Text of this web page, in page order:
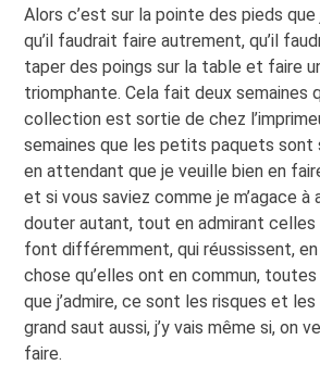
Alors c’est sur la pointe des pieds
qu’il faudrait faire autrement, qu’il
taper des poings sur la table et faire
triomphante. Cela fait deux semaines
collection est sortie de chez
semaines que les petits paquets sont
en attendant que je veuille bien en
et si vous saviez comme je m’agace à
douter autant, tout en admirant celles
font différemment, qui réussissent,
chose qu’elles ont en commun,
que j’admire, ce sont les risques et
grand saut aussi, j’y vais même si, on
faire.